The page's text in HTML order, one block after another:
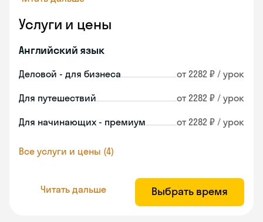
Услуги и цены
Английский язык
Деловой - для бизнеса от 2282 ₽ / урок
Для путешествий от 2282 ₽ / урок
Для начинающих - премиум от 2282 ₽ / урок
Все услуги и цены (4)
Читать дальше Выбрать время